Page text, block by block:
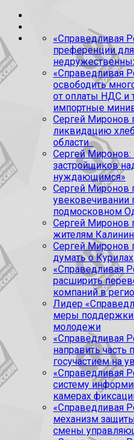
«Справедливая
преференции
«Справедливая
освободить
от оплаты НДС и
импортные
Сергей Миронов
ликвидацию
области
Сергей
застройщиков
нуждающимся»
Сергей Миронов
увековечивании
подмосковном
Сергей Миронов
жителям
Сергей Миронов
думать о Курилах
«Справедливая
расширить
компаний в
Лидер
меры поддержки
молодежи
«Справедливая
направить часть
госучастием на
«Справедливая
систему
камерах
«Справедливая
механизм
смены